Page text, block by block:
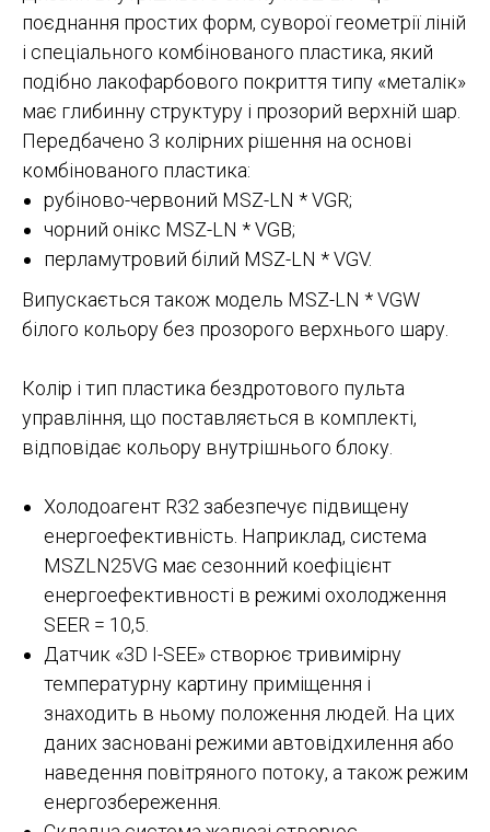
поєднання простих форм, суворої геометрії ліній
і спеціального комбінованого пластика, який
подібно лакофарбового покриття типу «металік»
має глибинну структуру і прозорий верхній шар.
Передбачено 3 колірних рішення на основі
комбінованого пластика:
рубіново-червоний MSZ-LN * VGR;
чорний онікс MSZ-LN * VGB;
перламутровий білий MSZ-LN * VGV.
Випускається також модель MSZ-LN * VGW
білого кольору без прозорого верхнього шару.
Колір і тип пластика бездротового пульта
управління, що поставляється в комплекті,
відповідає кольору внутрішнього блоку.
Холодоагент R32 забезпечує підвищену
енергоефективність. Наприклад, система
MSZLN25VG має сезонний коефіцієнт
енергоефективності в режимі охолодження
SEER = 10,5.
Датчик «3D I-SEE» створює тривимірну
температурну картину приміщення і
знаходить в ньому положення людей. На цих
даних засновані режими автовідхилення або
наведення повітряного потоку, а також режим
енергозбереження.